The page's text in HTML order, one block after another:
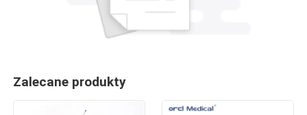
Zalecane produkty